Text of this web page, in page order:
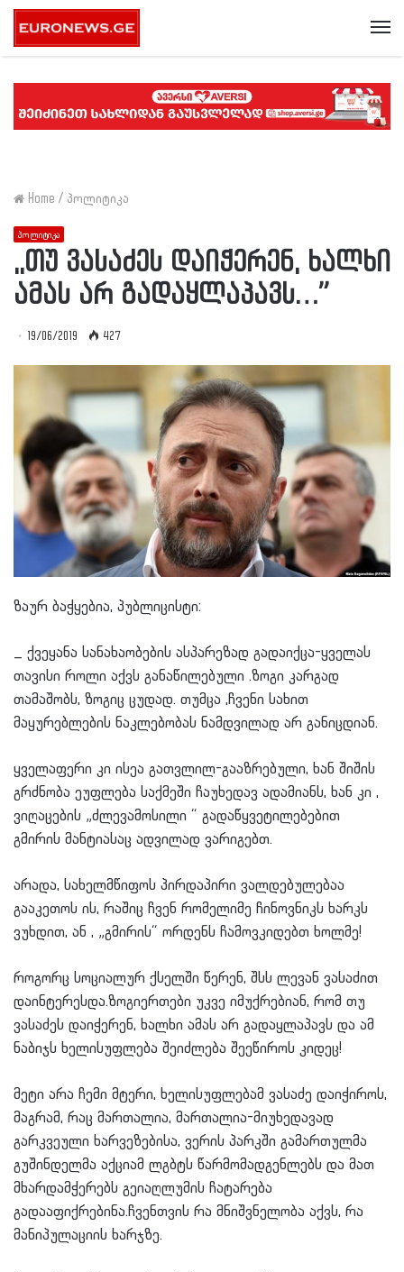
Home / პოლიტიკა
პოლიტიკა
,,თუ ვასაძეს დაიჭერენ, ხალხი
ამას არ გადაყლაპავს…”
19/06/2019 427
ზაურ ბაჭყებია, პუბლიცისტი:
_ ქვეყანა სანახაობების ასპარეზად გადაიქცა-ყველას
თავისი როლი აქვს განაწილებული .ზოგი კარგად
თამაშობს, ზოგიც ცუდად. თუმცა ,ჩვენი სახით
მაყურებლების ნაკლებობას ნამდვილად არ განიცდიან.
ყველაფერი კი ისეა გათვლილ-გააზრებული, ხან შიშის
გრძნობა ეუფლება საქმეში ჩაუხედავ ადამიანს, ხან კი ,
ვიღაცების „ძლევამოსილი “ გადაწყვეტილებებით
გმირის მანტიასაც ადვილად ვარიგებთ.
არადა, სახელმწიფოს პირდაპირი ვალდებულებაა
გააკეთოს ის, რაშიც ჩვენ რომელიმე ჩინოვნიკს ხარკს
ვუხდით, ან , „გმირის“ ორდენს ჩამოვკიდებთ ხოლმე!
როგორც სოციალურ ქსელში წერენ, შსს ლევან ვასაძით
დაინტერესდა.ზოგიერთები უკვე იმუქრებიან, რომ თუ
ვასაძეს დაიჭერენ, ხალხი ამას არ გადაყლაპავს და ამ
ნაბიჯს ხელისუფლება შეიძლება შეეწიროს კიდეც!
მეტი არა ჩემი მტერი, ხელისუფლებამ ვასაძე დაიჭიროს,
მაგრამ, რაც მართალია, მართალია-მიუხედავად
გარკვეული ხარვეზებისა, ვერის პარკში გამართულმა
გუშინდელმა აქციამ ლგბტს წარმომადგენლებს და მათ
მხარდამჭერებს გეიაღლუმის ჩატარება
გადააფიქრებინა.ჩვენთვის რა მნიშვნელობა აქვს, რა
მანიპულაციის ხარჯზე.